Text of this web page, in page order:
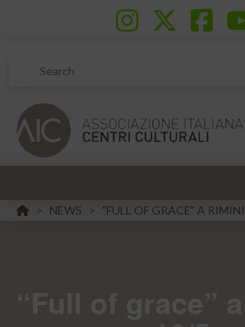
Search
HOME
> NEWS > "FULL OF GRACE" A